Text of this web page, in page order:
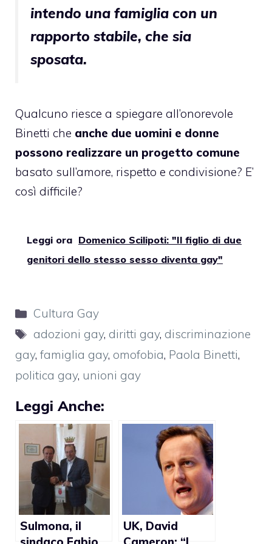
intendo una famiglia con un
rapporto stabile, che sia
sposata.
Qualcuno riesce a spiegare all’onorevole
Binetti che anche due uomini e donne
possono realizzare un progetto comune
basato sull’amore, rispetto e condivisione? E’
così difficile?
Leggi ora Domenico Scilipoti: "Il figlio di due
genitori dello stesso sesso diventa gay"
Categorie
Cultura Gay
Tag
adozioni gay, diritti gay, discriminazione
gay, famiglia gay, omofobia, Paola Binetti,
politica gay, unioni gay
Leggi Anche:
Sulmona, il
UK, David